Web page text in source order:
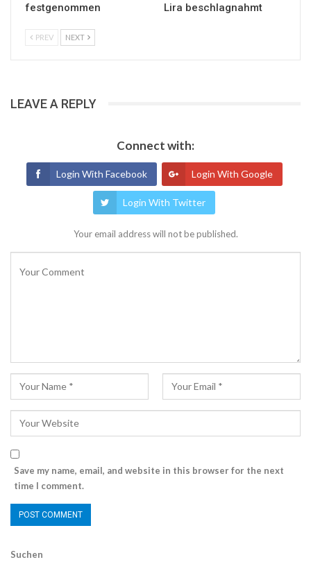
festgenommen
Lira beschlagnahmt
PREV NEXT
LEAVE A REPLY
Connect with:
Login With Facebook Login With Google
Login With Twitter
Your email address will not be published.
Save my name, email, and website in this browser for the next
time I comment.
Suchen